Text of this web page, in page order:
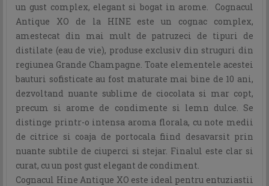
un gust complex, elegant si bogat in arome. Cognacul
Antique XO de la HINE este un cognac complex,
amestecat din mai mult de patruzeci de tipuri de
distilate (eau de vie), produse exclusiv din struguri din
regiunea Grande Champagne. Toate elementele acestei
bauturi sofisticate au fost maturate mai bine de 10 ani,
dezvoltand nuante sublime de ciocolata si mar copt,
precum si arome de condimente si lemn dulce. Se
distinge printr-o intensa aroma florala, cu note medii
de citrice si coaja de portocala fiind desavarsit prin
nuante subtile de ciuperci si stejar. Finalul este clar si
curat, cu un post gust elegant de condiment.
Cognacul Hine Antique XO este ideal pentru entuziastii